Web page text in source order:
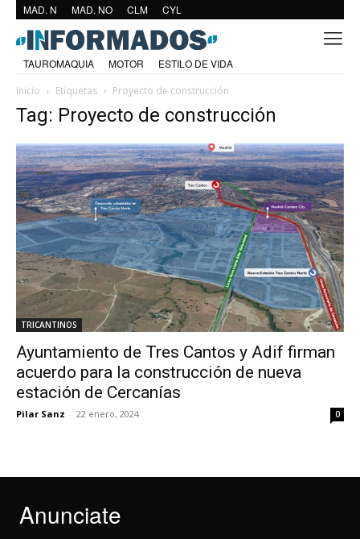
MAD. N MAD. NO CLM CYL
TAUROMAQUIA MOTOR
ESTILO DE VIDA
Inicio
Etiquetas Proyecto de construcción
Tag: Proyecto de construcción
TRICANTINOS
Ayuntamiento de Tres Cantos y Adif firman
acuerdo para la construcción de nueva
estación de Cercanías
Pilar Sanz - 22 enero, 2024 0
Anunciate